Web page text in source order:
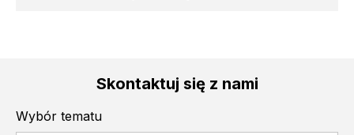
Skontaktuj się z nami
Wybór tematu